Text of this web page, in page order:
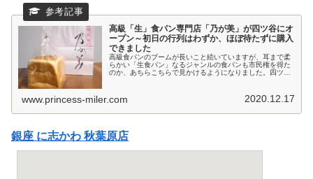
高級「生」食パン専門店「乃が美」が四ツ谷にオ
ープン～初日の行列はわずか、ほぼ待たずに購入
できました
高級食パンのブームが長いこと続いていますが、耳まで柔
らかい「生食パン」なるジャンルの食パンも市民権を得た
のか、あちらこちらで見かけるようになりました。四ツ谷
www.princess-miler.com 2020.12.17
銀座 に志かわ 秋葉原店